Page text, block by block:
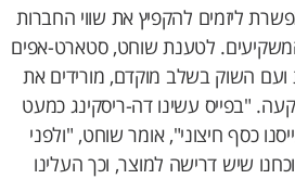
ליזמים להקפיץ את שווי החברות
לטענת שוחט, סטארט-אפים
השוק בשלב מוקדם, מורידים את
"בפייס עשינו דה-ריסקינג כמעט
כסף חיצוני", אומר שוחט, "ולפני
שיש דרישה למוצר, וכך העלינו